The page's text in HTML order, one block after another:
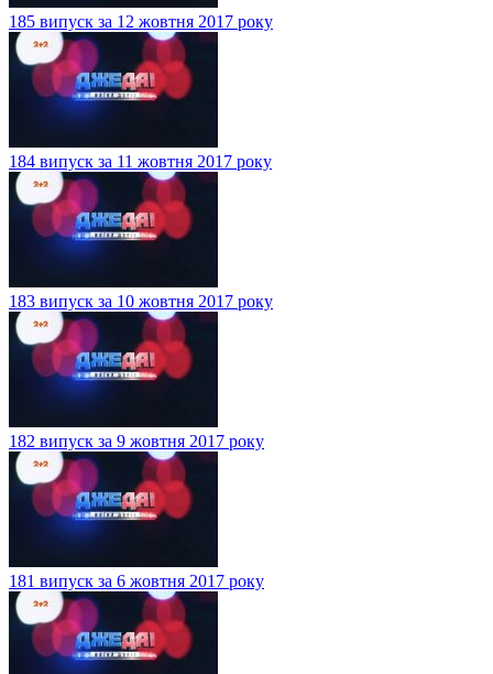
185 випуск за 12 жовтня 2017 року
184 випуск за 11 жовтня 2017 року
183 випуск за 10 жовтня 2017 року
182 випуск за 9 жовтня 2017 року
181 випуск за 6 жовтня 2017 року